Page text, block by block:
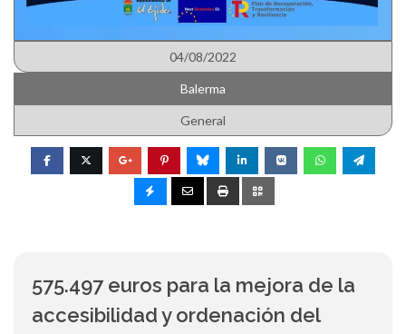
04/08/2022
Balerma
General
575.497 euros para la mejora de la
accesibilidad y ordenación del